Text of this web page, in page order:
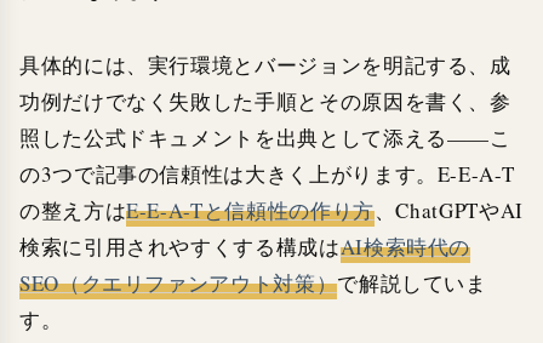
具体的には、実行環境とバージョンを明記する、成
功例だけでなく失敗した手順とその原因を書く、参
照した公式ドキュメントを出典として添える——こ
の3つで記事の信頼性は大きく上がります。E-E-A-T
の整え方はE-E-A-Tと信頼性の作り方、ChatGPTやAI
検索に引用されやすくする構成はAI検索時代の
SEO（クエリファンアウト対策）で解説していま
す。